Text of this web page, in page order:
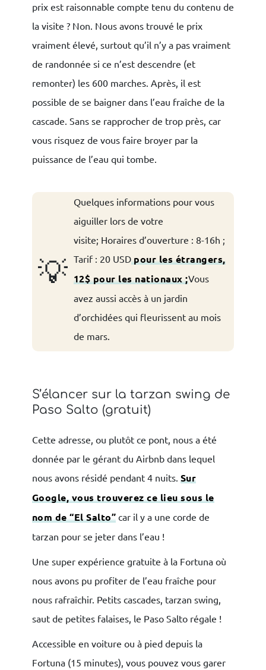
prix est raisonnable compte tenu du contenu de
la visite ? Non. Nous avons trouvé le prix
vraiment élevé, surtout qu’il n’y a pas vraiment
de randonnée si ce n’est descendre (et
remonter) les 600 marches. Après, il est
possible de se baigner dans l’eau fraîche de la
cascade. Sans se rapprocher de trop près, car
vous risquez de vous faire broyer par la
puissance de l’eau qui tombe.
💡
Quelques informations pour vous
aiguiller lors de votre
visite; Horaires d’ouverture : 8-16h ;
Tarif : 20 USDpour les étrangers,
12$ pour les nationaux ;Vous
avez aussi accès à un jardin
d’orchidées qui fleurissent au mois
de mars.
S’élancer sur la tarzan swing de
Paso Salto (gratuit)
Cette adresse, ou plutôt ce pont, nous a été
donnée par le gérant du Airbnb dans lequel
nous avons résidé pendant 4 nuits. Sur
Google, vous trouverez ce lieu sous le
nom de “El Salto” car il y a une corde de
tarzan pour se jeter dans l’eau !
Une super expérience gratuite à la Fortuna où
nous avons pu profiter de l’eau fraîche pour
nous rafraîchir. Petits cascades, tarzan swing,
saut de petites falaises, le Paso Salto régale !
Accessible en voiture ou à pied depuis la
Fortuna (15 minutes), vous pouvez vous garer